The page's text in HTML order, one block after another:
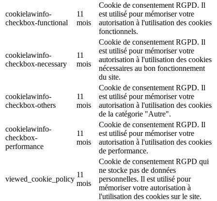
cookielawinfo-
checkbox-functional
11
mois
Cookie de consentement RGPD. Il
est utilisé pour mémoriser votre
autorisation à l'utilisation des cookies
fonctionnels.
cookielawinfo-
checkbox-necessary
11
mois
Cookie de consentement RGPD. Il
est utilisé pour mémoriser votre
autorisation à l'utilisation des cookies
nécessaires au bon fonctionnement
du site.
cookielawinfo-
checkbox-others
11
mois
Cookie de consentement RGPD. Il
est utilisé pour mémoriser votre
autorisation à l'utilisation des cookies
de la catégorie "Autre".
cookielawinfo-
checkbox-
performance
11
mois
Cookie de consentement RGPD. Il
est utilisé pour mémoriser votre
autorisation à l'utilisation des cookies
de performance.
viewed_cookie_policy
11
mois
Cookie de consentement RGPD qui
ne stocke pas de données
personnelles. Il est utilisé pour
mémoriser votre autorisation à
l'utilisation des cookies sur le site.